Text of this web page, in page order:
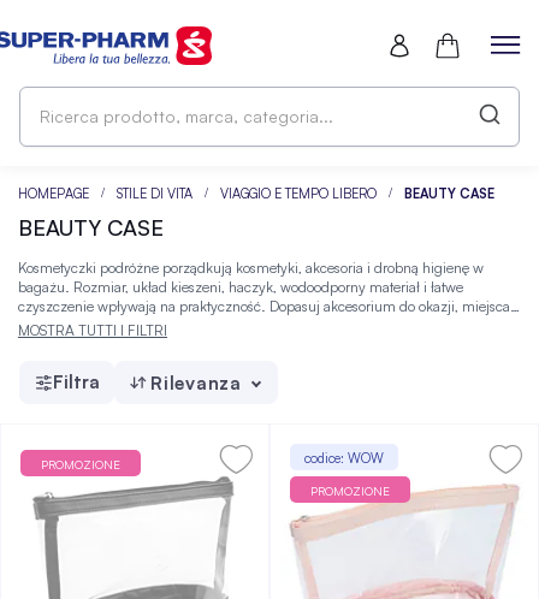
HOMEPAGE STILE DI VITA VIAGGIO E TEMPO LIBERO BEAUTY CASE
BEAUTY CASE
Kosmetyczki podróżne porządkują kosmetyki, akcesoria i drobną higienę w
bagażu. Rozmiar, układ kieszeni, haczyk, wodoodporny materiał i łatwe
czyszczenie wpływają na praktyczność. Dopasuj akcesorium do okazji, miejsca i
częstotliwości używania, a wybrany wariant znajdziesz w Super-Pharm.
MOSTRA TUTTI I FILTRI
Filtra Rilevanza
PROMOZIONE codice: WOW
PROMOZIONE